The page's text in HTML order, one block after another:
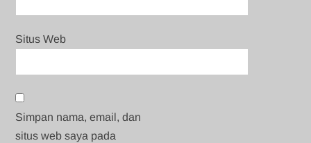
Situs Web
Simpan nama, email, dan
situs web saya pada